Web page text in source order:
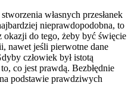
własnych przesłanek
nieprawdopodobna, to
okazji do tego, żeby być święcie
nawet jeśli pierwotne dane
człowiek był istotą
co jest prawdą. Bezbłędnie
podstawie prawdziwych